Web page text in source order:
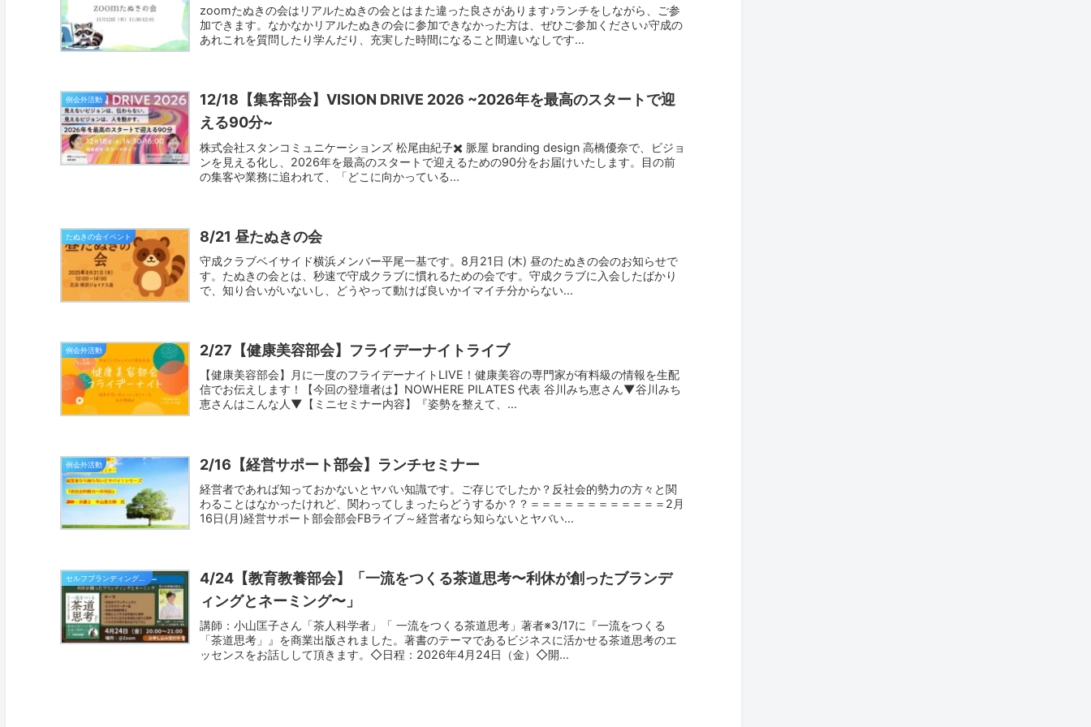
zoomたぬきの会はリアルたぬきの会とはまた違った良さがあります♪ランチをしながら、ご参
加できます。なかなかリアルたぬきの会に参加できなかった方は、ぜひご参加ください♪守成の
あれこれを質問したり学んだり、充実した時間になること間違いなしです...
例会外活動
12/18【集客部会】VISION DRIVE 2026 ~2026年を最高のスタートで迎
える90分~
株式会社スタンコミュニケーションズ 松尾由紀子✖️ 脈屋 branding design 高橋優奈で、ビジョ
ンを見える化し、2026年を最高のスタートで迎えるための90分をお届けいたします。目の前
の集客や業務に追われて、「どこに向かっている...
たぬきの会イベント 8/21 昼たぬきの会
守成クラブベイサイド横浜メンバー平尾一基です。8月21日 (木) 昼のたぬきの会のお知らせで
す。たぬきの会とは、秒速で守成クラブに慣れるための会です。守成クラブに入会したばかり
で、知り合いがいないし、どうやって動けば良いかイマイチ分からない...
例会外活動 2/27【健康美容部会】フライデーナイトライブ
【健康美容部会】月に一度のフライデーナイトLIVE！健康美容の専門家が有料級の情報を生配
信でお伝えします！【今回の登壇者は】NOWHERE PILATES 代表 谷川みち恵さん▼谷川みち
恵さんはこんな人▼【ミニセミナー内容】『姿勢を整えて、...
例会外活動 2/16【経営サポート部会】ランチセミナー
経営者であれば知っておかないとヤバい知識です。ご存じでしたか？反社会的勢力の方々と関
わることはなかったけれど、関わってしまったらどうするか？？＝＝＝＝＝＝＝＝＝＝＝＝2月
16日(月)経営サポート部会部会FBライブ～経営者なら知らないとヤバい...
セルフブランディング部会
4/24【教育教養部会】「一流をつくる茶道思考〜利休が創ったブランデ
ィングとネーミング〜」
講師：小山匡子さん「茶人科学者」「 一流をつくる茶道思考」著者※3/17に『一流をつくる
「茶道思考」』を商業出版されました。著書のテーマであるビジネスに活かせる茶道思考のエ
ッセンスをお話しして頂きます。◇日程：2026年4月24日（金）◇開...